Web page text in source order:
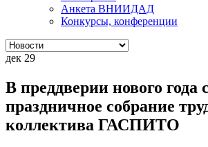
Анкета ВНИИДАД
Конкурсы, конференции
дек 29
В преддверии нового года
праздничное собрание
коллектива ГАСПИТО